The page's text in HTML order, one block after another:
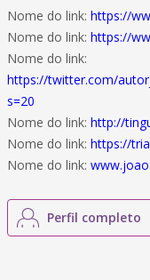
Nome do link: https://
Nome do link: https://
Nome do link:
https://twitter.com/
s=20
Nome do link: http://
Nome do link: https://
Nome do link:
Perfil completo